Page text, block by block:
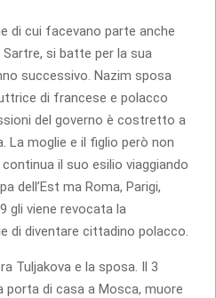
di cui facevano parte anche
si batte per la sua
successivo. Nazim sposa
di francese e polacco
del governo è costretto a
La moglie e il figlio però non
il suo esilio viaggiando
dell’Est ma Roma, Parigi,
gli viene revocata la
di diventare cittadino polacco.
Tuljakova e la sposa. Il 3
porta di casa a Mosca, muore